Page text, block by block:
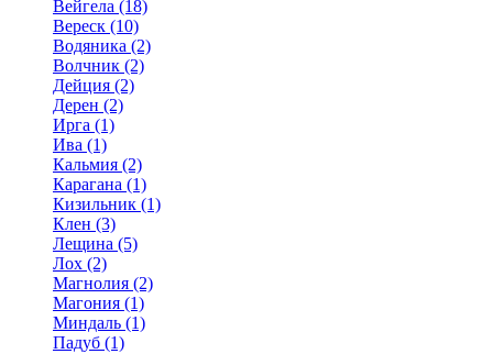
Вейгела (18)
Вереск (10)
Водяника (2)
Волчник (2)
Дейция (2)
Дерен (2)
Ирга (1)
Ива (1)
Кальмия (2)
Карагана (1)
Кизильник (1)
Клен (3)
Лещина (5)
Лох (2)
Магнолия (2)
Магония (1)
Миндаль (1)
Падуб (1)